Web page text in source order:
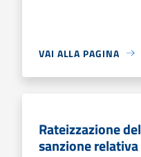
VAI ALLA PAGINA
Rateizzazione
sanzione